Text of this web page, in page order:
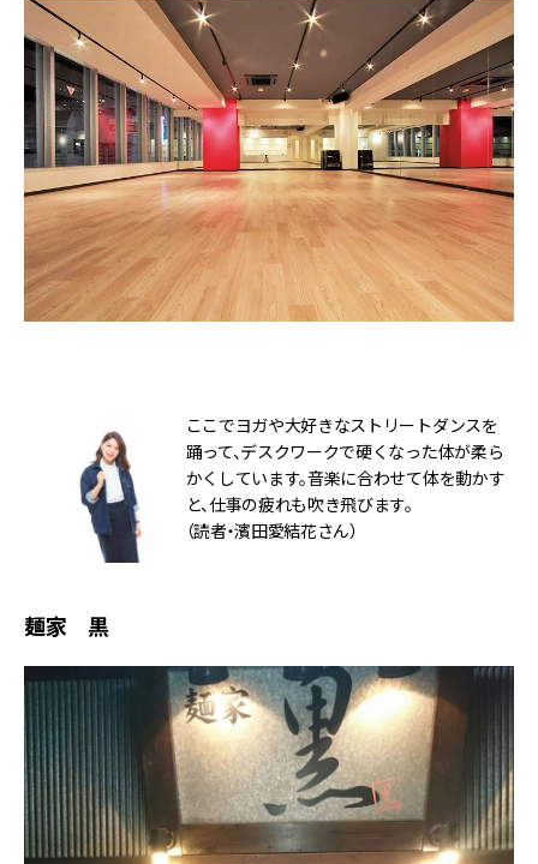
ここでヨガや大好きなストリートダンスを
踊って、デスクワークで硬くなった体が柔ら
かくしています。音楽に合わせて体を動かす
と、仕事の疲れも吹き飛びます。
（読者・濱田愛結花さん）
麺家 黒